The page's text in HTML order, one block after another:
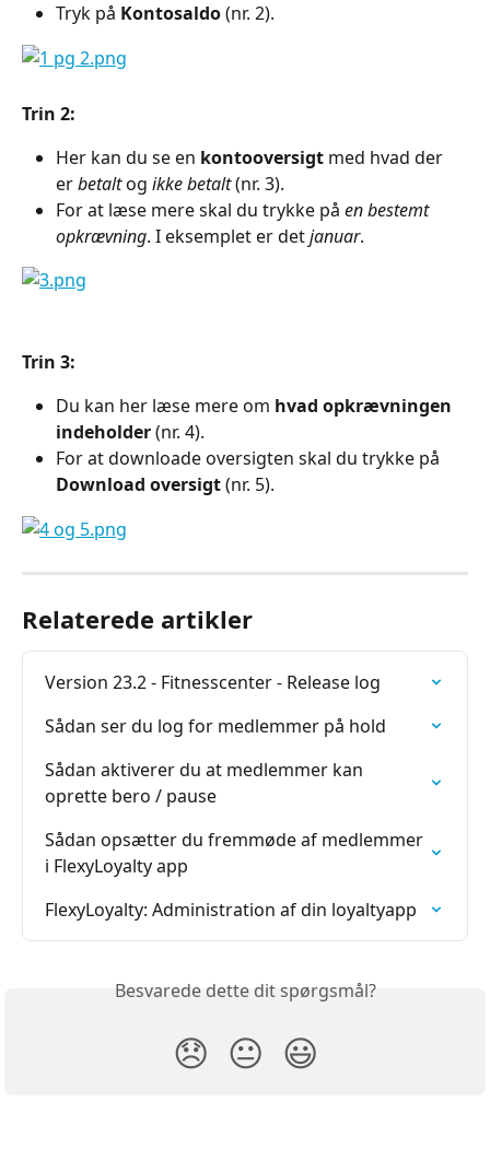
Tryk på Kontosaldo (nr. 2).
Trin 2:
Her kan du se en kontooversigt med hvad der
er betalt og ikke betalt (nr. 3).
For at læse mere skal du trykke på en bestemt
opkrævning. I eksemplet er det januar.
Trin 3:
Du kan her læse mere om hvad opkrævningen
indeholder (nr. 4).
For at downloade oversigten skal du trykke på
Download oversigt (nr. 5).
Relaterede artikler
Version 23.2 - Fitnesscenter - Release log
Sådan ser du log for medlemmer på hold
Sådan aktiverer du at medlemmer kan
oprette bero / pause
Sådan opsætter du fremmøde af medlemmer
i FlexyLoyalty app
FlexyLoyalty: Administration af din loyaltyapp
Besvarede dette dit spørgsmål?
😞 😐 😃